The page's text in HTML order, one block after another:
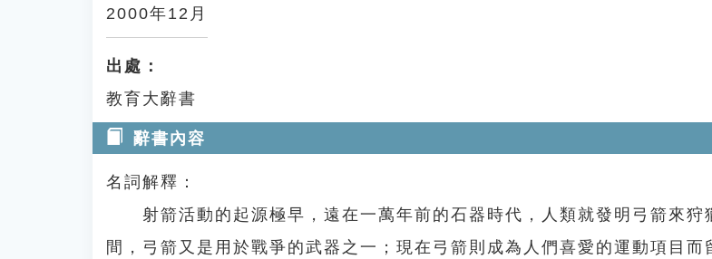
2000年12月
出處：
教育大辭書
辭書內容
名詞解釋：
射箭活動的起源極早，遠在一萬年前的石器時代，人類就發明弓箭來狩
間，弓箭又是用於戰爭的武器之一；現在弓箭則成為人們喜愛的運動項目而